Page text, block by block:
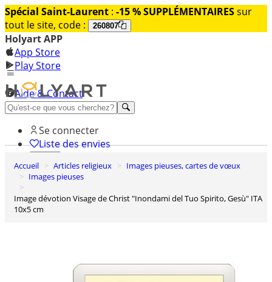
Spécial Saint-Laurent : -15 % SUPPLÉMENTAIRESsur
tout le site, code :
260807
Holyart APP
App Store
Play Store
Aide & Contact
Découvrez Premium
Se connecter
Liste des envies
0
Panier
Accueil Articles religieux
Images pieuses, cartes de vœux
Images pieuses
Image dévotion Visage de Christ "Inondami del Tuo Spirito, Gesù" ITA
10x5 cm